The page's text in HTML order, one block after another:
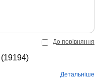
До порівняння
Детальніше